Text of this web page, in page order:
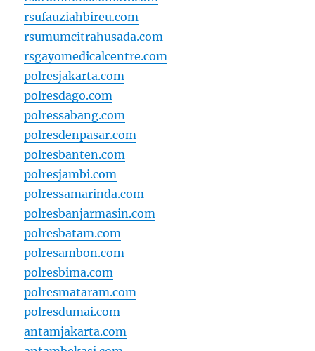
rsufauziahbireu.com
rsumumcitrahusada.com
rsgayomedicalcentre.com
polresjakarta.com
polresdago.com
polressabang.com
polresdenpasar.com
polresbanten.com
polresjambi.com
polressamarinda.com
polresbanjarmasin.com
polresbatam.com
polresambon.com
polresbima.com
polresmataram.com
polresdumai.com
antamjakarta.com